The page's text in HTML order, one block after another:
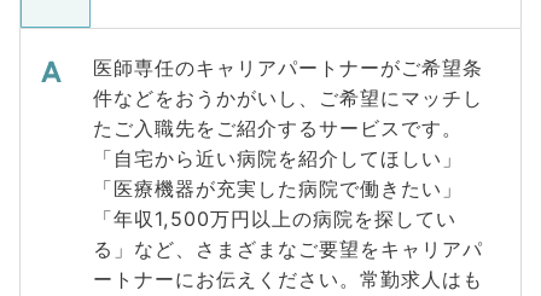
医師専任のキャリアパートナーがご希望条
件などをおうかがいし、ご希望にマッチし
たご入職先をご紹介するサービスです。
「自宅から近い病院を紹介してほしい」
「医療機器が充実した病院で働きたい」
「年収1,500万円以上の病院を探してい
る」など、さまざまなご要望をキャリアパ
ートナーにお伝えください。常勤求人はも